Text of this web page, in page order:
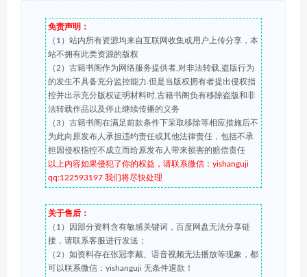
免责声明：
（1）站内所有资源均来自互联网收集或用户上传分享，本
站不拥有此类资源的版权
（2）古籍书阁作为网络服务提供者,对非法转载,盗版行为
的发生不具备充分监控能力.但是当版权拥有者提出侵权指
控并出示充分版权证明材料时,古籍书阁负有移除盗版和非
法转载作品以及停止继续传播的义务
（3）古籍书阁在满足前款条件下采取移除等相应措施后不
为此向原发布人承担违约责任或其他法律责任，包括不承
担因侵权指控不成立而给原发布人带来损害的赔偿责任
以上内容如果侵犯了你的权益，请联系微信：yishanguji
qq:122593197 我们将尽快处理
关于售后：
（1）因部分资料含有敏感关键词，百度网盘无法分享链
接，请联系客服进行发送；
（2）如资料存在张冠李戴、语音视频无法播放等现象，都
可以联系微信：yishanguji 无条件退款！